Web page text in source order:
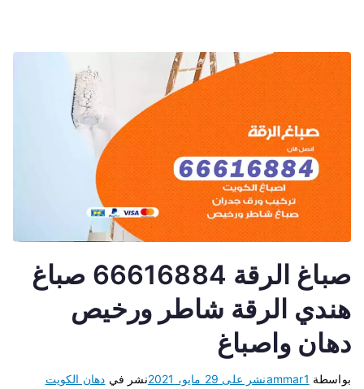
صباغ الرقة 66616884 صباغ
هندي الرقة شاطر ورخيص
دهان واصباغ
بواسطة ammar1نشر على 29 مايو، 2021 نشر في دهان الكويت